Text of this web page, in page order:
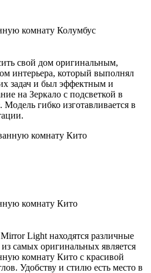
комнату Колумбус
свой дом оригинальным,
интерьера, который выполнял
задач и был эффектным и
на Зеркало с подсветкой в
гибко изготавливается в
комнату Кито
Light находятся различные
самых оригинальных является
комнату Кито с красивой
Удобству и стилю есть место в